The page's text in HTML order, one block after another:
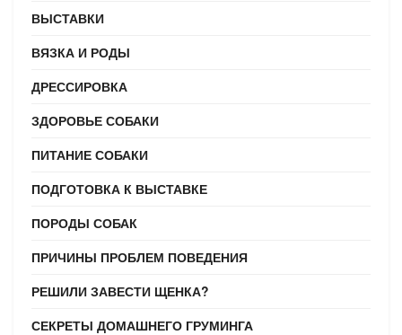
ВЫСТАВКИ
ВЯЗКА И РОДЫ
ДРЕССИРОВКА
ЗДОРОВЬЕ СОБАКИ
ПИТАНИЕ СОБАКИ
ПОДГОТОВКА К ВЫСТАВКЕ
ПОРОДЫ СОБАК
ПРИЧИНЫ ПРОБЛЕМ ПОВЕДЕНИЯ
РЕШИЛИ ЗАВЕСТИ ЩЕНКА?
СЕКРЕТЫ ДОМАШНЕГО ГРУМИНГА